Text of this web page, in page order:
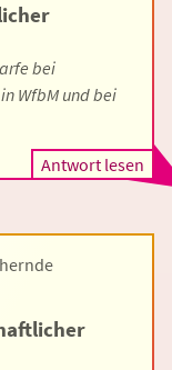
bei
WfbM und bei
Antwort lesen